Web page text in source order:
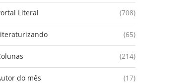
Literal (708)
(65)
(214)
do mês (17)